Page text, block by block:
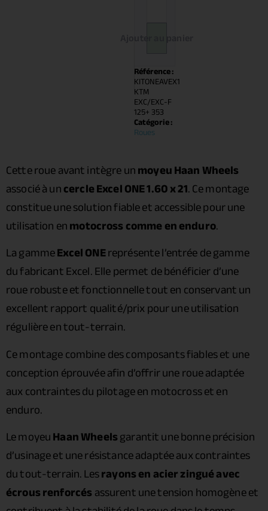
Référence :
KITONEAVEX1
KTM
EXC/EXC-F
125+ 353
Catégorie :
Roues
Cette roue avant intègre unmoyeu Haan Wheels
associé à uncercle Excel ONE 1.60 x 21. Ce montage
constitue une solution fiable et accessible pour une
utilisation enmotocross comme en enduro.
La gammeExcel ONEreprésente l’entrée de gamme
du fabricant Excel. Elle permet de bénéficier d’une
roue robuste et fonctionnelle tout en conservant un
excellent rapport qualité/prix pour une utilisation
régulière en tout-terrain.
Ce montage combine des composants fiables et une
conception éprouvée afin d’offrir une roue adaptée
aux contraintes du pilotage en motocross et en
enduro.
Le moyeuHaan Wheelsgarantit une bonne précision
d’usinage et une résistance adaptée aux contraintes
du tout-terrain. Lesrayons en acier zingué avec
écrous renforcésassurent une tension homogène et